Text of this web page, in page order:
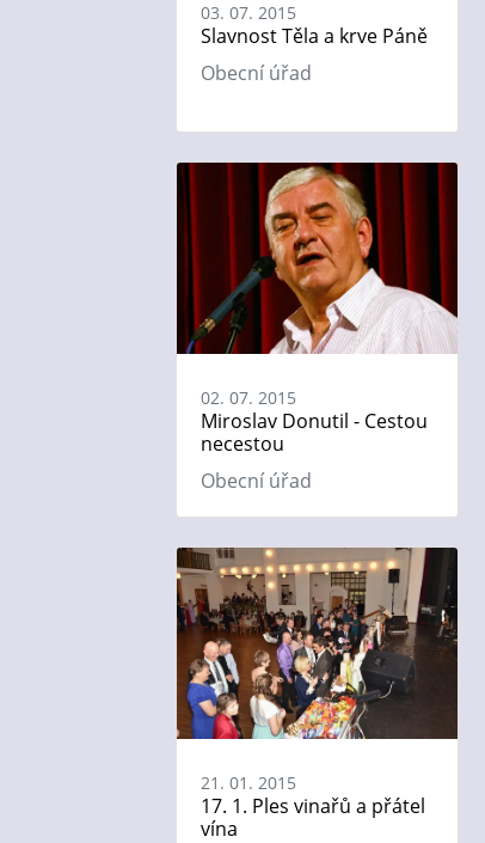
03. 07. 2015
Slavnost Těla a krve Páně
Obecní úřad
02. 07. 2015
Miroslav Donutil - Cestou
necestou
Obecní úřad
21. 01. 2015
17. 1. Ples vinařů a přátel
vína